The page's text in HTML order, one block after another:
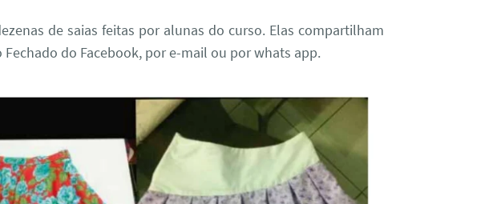
de saias feitas por alunas do curso. Elas compartilham
Fechado do Facebook, por e-mail ou por whats app.